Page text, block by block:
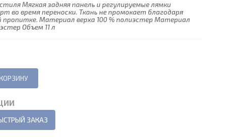
Мягкая задняя панель и регулируемые лямки
во время переноски. Ткань не промокает благодаря
Материал верха 100 % полиэстер Материал
Объем 11 л
ЗАКАЗ